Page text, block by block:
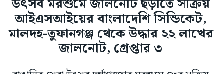
উৎসব মরশুমে জালনোট ছড়াতে সক্রিয়
আইএসআইয়ের বাংলাদেশি সিন্ডিকেট,
মালদহ-তুফানগঞ্জ থেকে উদ্ধার ২২ লাখের
জালনোট, গ্রেপ্তার ৩